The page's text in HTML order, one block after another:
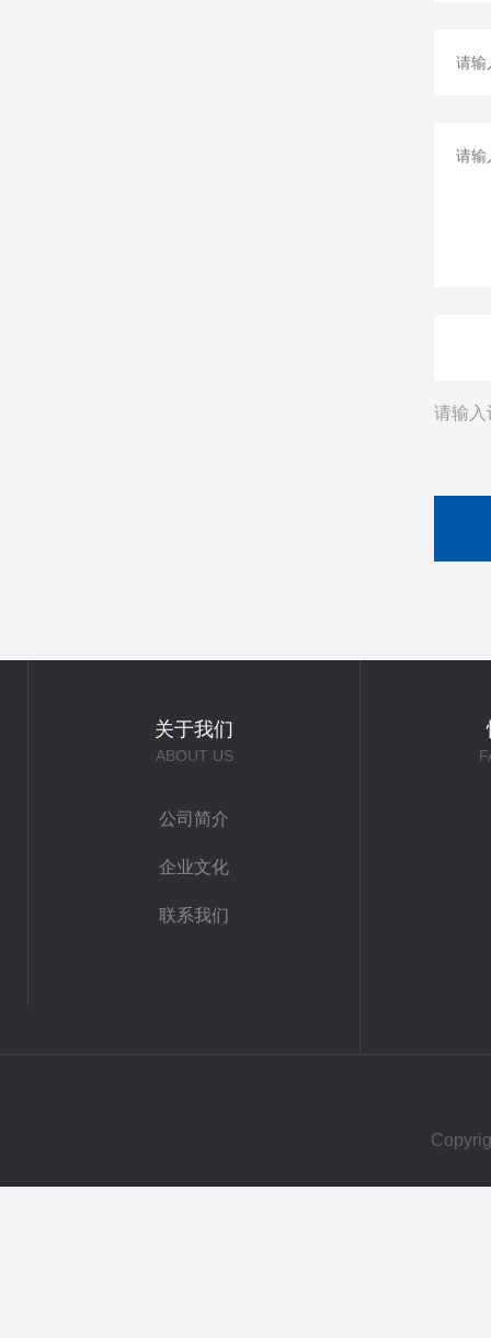
请输入
关于我们
ABOUT US
公司简介
企业文化
联系我们